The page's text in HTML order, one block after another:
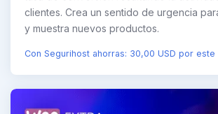
clientes. Crea un sentido de urgencia
y muestra nuevos productos.
Con Segurihost ahorras: 30,00 USD por este